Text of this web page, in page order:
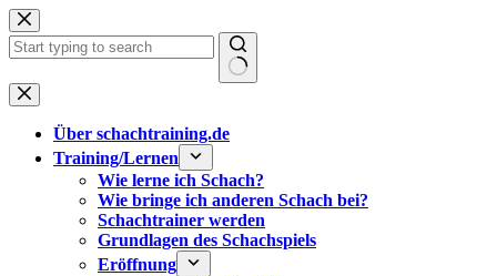
Zum
Inhalt
springen
Keine
Ergebnisse
Über schachtraining.de
Training/Lernen
Wie lerne ich Schach?
Wie bringe ich anderen Schach bei?
Schachtrainer werden
Grundlagen des Schachspiels
Eröffnung